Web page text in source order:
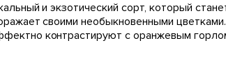
и экзотический сорт, который
своими необыкновенными
контрастируют с оранжевым